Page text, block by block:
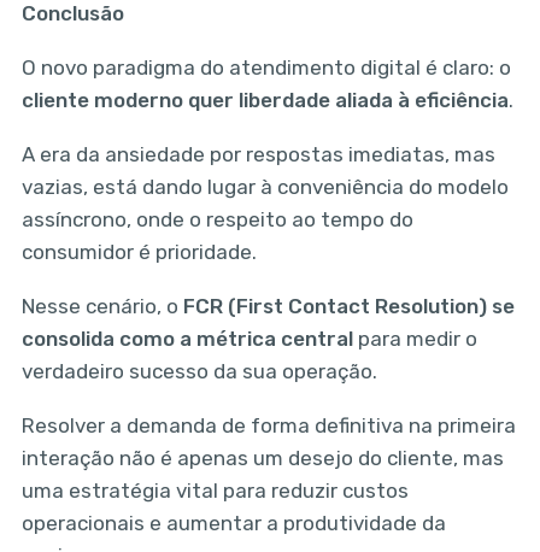
Conclusão
O novo paradigma do atendimento digital é claro: o
cliente moderno quer liberdade aliada à eficiência.
A era da ansiedade por respostas imediatas, mas
vazias, está dando lugar à conveniência do modelo
assíncrono, onde o respeito ao tempo do
consumidor é prioridade.
Nesse cenário, o FCR (First Contact Resolution) se
consolida como a métrica centralpara medir o
verdadeiro sucesso da sua operação.
Resolver a demanda de forma definitiva na primeira
interação não é apenas um desejo do cliente, mas
uma estratégia vital para reduzir custos
operacionais e aumentar a produtividade da